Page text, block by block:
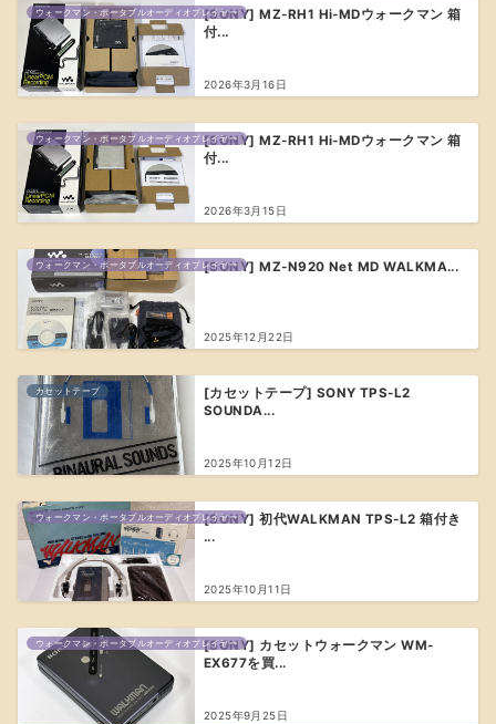
ウォークマン・ポータブルオーディオプレイヤー[SONY] MZ-RH1 Hi-MDウォークマン 箱
付...
2026年3月16日
ウォークマン・ポータブルオーディオプレイヤー[SONY] MZ-RH1 Hi-MDウォークマン 箱
付...
2026年3月15日
ウォークマン・ポータブルオーディオプレイヤー[SONY] MZ-N920 Net MD WALKMA...
2025年12月22日
カセットテープ
[カセットテープ] SONY TPS-L2
SOUNDA...
2025年10月12日
ウォークマン・ポータブルオーディオプレイヤー[SONY] 初代WALKMAN TPS-L2 箱付き
...
2025年10月11日
ウォークマン・ポータブルオーディオプレイヤー[SONY] カセットウォークマン WM-
EX677を買...
2025年9月25日